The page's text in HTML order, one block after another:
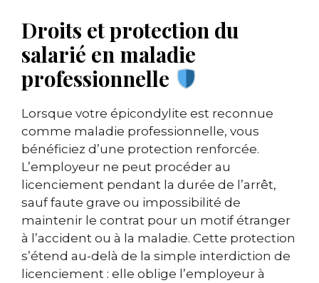
Droits et protection du
salarié en maladie
professionnelle
Lorsque votre épicondylite est reconnue
comme maladie professionnelle, vous
bénéficiez d’une protection renforcée.
L’employeur ne peut procéder au
licenciement pendant la durée de l’arrêt,
sauf faute grave ou impossibilité de
maintenir le contrat pour un motif étranger
à l’accident ou à la maladie. Cette protection
s’étend au-delà de la simple interdiction de
licenciement : elle oblige l’employeur à